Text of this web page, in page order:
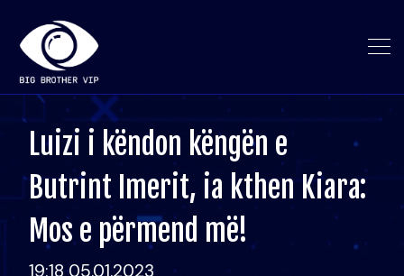
Luizi i këndon këngën e
Butrint Imerit, ia kthen Kiara:
Mos e përmend më!
19:18 05.01.2023